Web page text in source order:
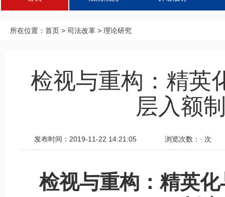
所在位置： 首页 > 司法改革 > 理论研究
检视与重构：精英
层入额
发布时间：2019-11-22 14:21:05 浏览次数： - 次
检视与重构：精英